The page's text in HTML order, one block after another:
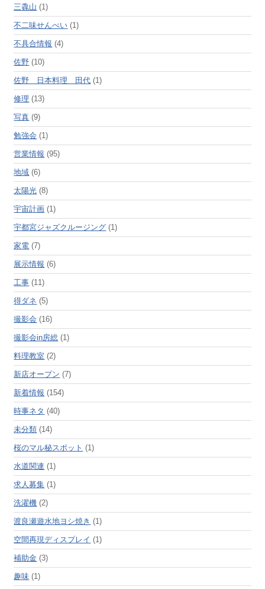
三毳山 (1)
不二味せんべい (1)
不具合情報 (4)
佐野 (10)
佐野 日本料理 田代 (1)
修理 (13)
写真 (9)
勉強会 (1)
営業情報 (95)
地域 (6)
太陽光 (8)
宇宙計画 (1)
宇都宮ジャズクルージング (1)
家電 (7)
展示情報 (6)
工事 (11)
得ダネ (5)
撮影会 (16)
撮影会in房総 (1)
料理教室 (2)
新店オープン (7)
新着情報 (154)
時事ネタ (40)
未分類 (14)
桜のマル秘スポット (1)
水道関連 (1)
求人募集 (1)
洗濯機 (2)
渡良瀬遊水地ヨシ焼き (1)
空間再現ディスプレイ (1)
補助金 (3)
趣味 (1)